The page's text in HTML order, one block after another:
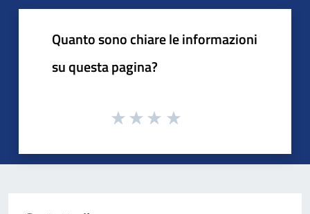
Quanto sono chiare le informazioni
su questa pagina?